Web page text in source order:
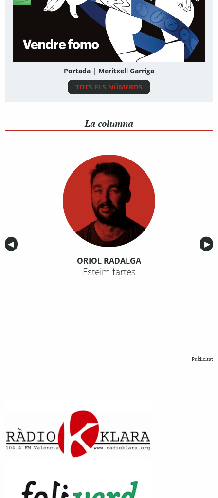
Portada | Meritxell Garriga
TOTS ELS NÚMEROS
La columna
Anterior
◀︎ ▶︎
ORIOL RADALGA
Esteim fartes
Publicitat